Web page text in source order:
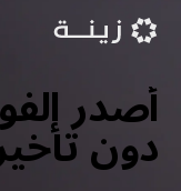
أصدر
دون